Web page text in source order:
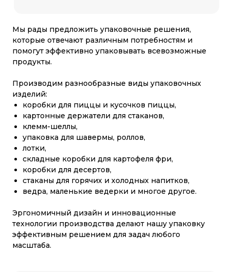
Мы рады предложить упаковочные решения,
которые отвечают различным потребностям и
помогут эффективно упаковывать всевозможные
продукты.
Производим разнообразные виды упаковочных
изделий:
коробки для пиццы и кусочков пиццы,
картонные держатели для стаканов,
клемм-шеллы,
упаковка для шавермы, роллов,
лотки,
складные коробки для картофеля фри,
коробки для десертов,
стаканы для горячих и холодных напитков,
ведра, маленькие ведерки и многое другое.
Эргономичный дизайн и инновационные
технологии производства делают нашу упаковку
эффективным решением для задач любого
масштаба.